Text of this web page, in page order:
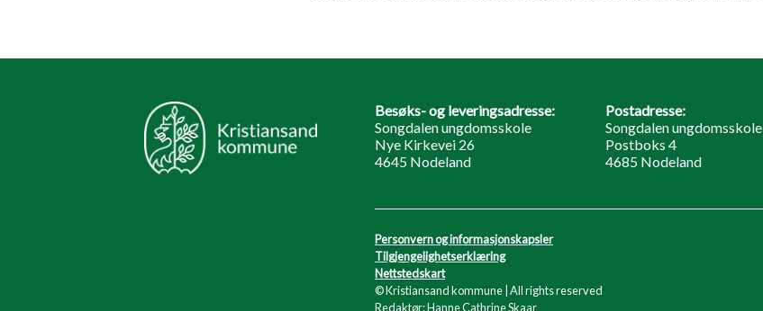
Besøks- og leveringsadresse:
Songdalen ungdomsskole
Nye Kirkevei 26
4645 Nodeland
Postadresse:
Songdalen ungdomsskole
Postboks 4
4685 Nodeland
Personvern og informasjonskapsler
Tilgjengelighetserklæring
Nettstedskart
© Kristiansand kommune | All rights reserved
Redaktør: Hanne Cathrine Skaar